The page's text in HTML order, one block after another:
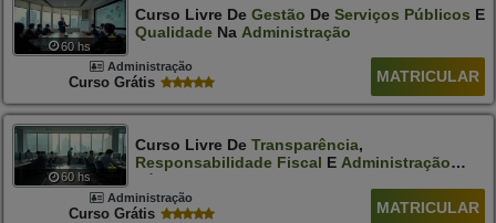
60 hs
Curso Livre De Gestão De Serviços Públicos E
QualidadeNa Administração
Administração
Curso Grátis MATRICULAR
60 hs
Curso Livre De Transparência,
Responsabilidade Fiscal E Administração
Pública
Administração
Curso Grátis MATRICULAR